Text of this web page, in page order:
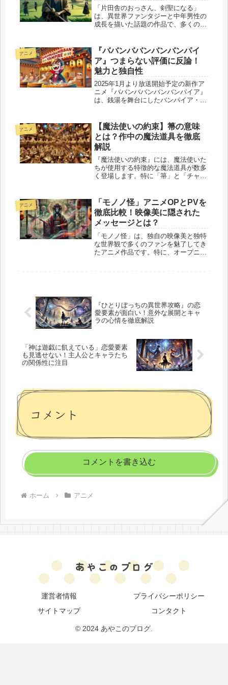
「片田舎のおっさん、剣聖になる」
は、異世界ファンタジーと中年男性の
成長を描いた話題の作品で、多くの読
巻の発売日を待ち望んでいるファンは
少なくありません。2025年3月27日...
アニメ
『ババンババンバンバンパイ
ア』つまらない評価に反論！
魅力と独自性
2025年1月より放送開始予定の新作ア
ニメ『ババンババンバンバンパイア』
は、銭湯を舞台にしたバンパイア・コ
ークな設定やキャラクターの個性、笑
いと感動が入り混じる物語は、多く
の...
アニメ
【魔法使いの約束】箒の意味
とは？作中の魔法道具を徹底
解説
『魔法使いの約束』には、魔法使いた
ちが使用する特徴的な魔法道具が数多
く登場します。特に「箒」と「チャー
としてだけでなく、魔力の安定やキャ
ラクターの個性表現にも深く関わって
い...
アニメ
「モノノ怪」アニメOPとPVを
徹底比較！映像美に隠された
メッセージとは？
「モノノ怪」は、独自の映像美と独特
な世界観で多くのファンを魅了してき
たアニメ作品です。特に、オープニン
『ひとりぼっちの異世界攻略』の恋
愛要素が面白い！意外な展開とキャ
ラの心情を徹底解説
「神は遊戯に飢えている」恋愛要素
も見逃せない！主人公とキャラたち
の関係性に注目
コメント
コメントを書き込む
ホーム アニメ
運営者情報
プライバシーポリシー
サイトマップ
コンタクト
© 2024 あやこのブログ.